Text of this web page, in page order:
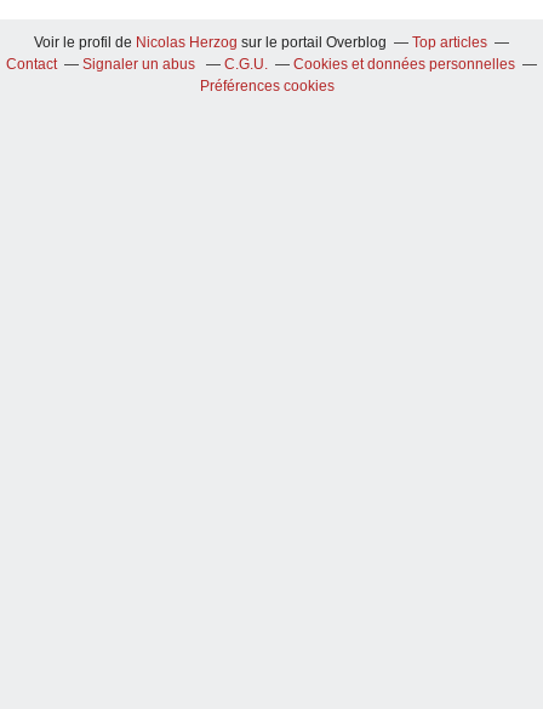
Voir le profil de Nicolas Herzog sur le portail Overblog
Top articles
Contact
Signaler un abus C.G.U.
Cookies et données personnelles
Préférences cookies